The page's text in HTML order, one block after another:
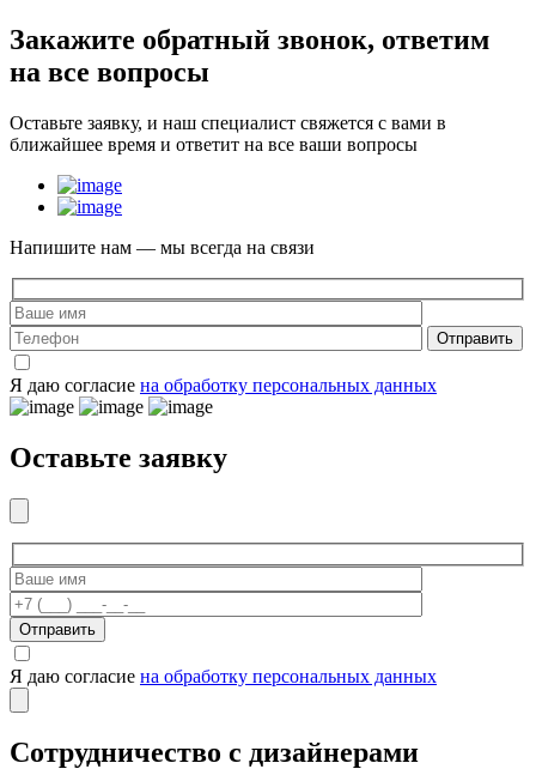
Закажите обратный звонок, ответим
на все вопросы
Оставьте заявку, и наш специалист свяжется с вами в
ближайшее время и ответит на все ваши вопросы
Напишите нам — мы всегда на связи
Отправить
Я даю согласие на обработку персональных данных
Оставьте заявку
Отправить
Я даю согласие на обработку персональных данных
Сотрудничество с дизайнерами